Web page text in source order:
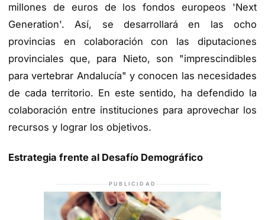
millones de euros de los fondos europeos 'Next
Generation'. Así, se desarrollará en las ocho
provincias en colaboración con las diputaciones
provinciales que, para Nieto, son "imprescindibles
para vertebrar Andalucía" y conocen las necesidades
de cada territorio. En este sentido, ha defendido la
colaboración entre instituciones para aprovechar los
recursos y lograr los objetivos.
Estrategia frente al Desafío Demográfico
PUBLICIDAD